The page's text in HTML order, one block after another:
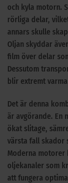
och kyla motorn.
rörliga delar,
annars skulle
Oljan skyddar
film över delar
Dessutom
blir extremt
Det är denna
är avgörande. En
ökat slitage,
värsta fall skador
Moderna motorer
oljekanaler som
att fungera